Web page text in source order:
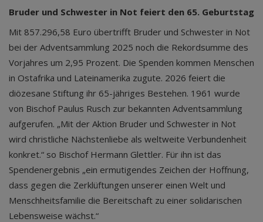
Bruder und Schwester in Not feiert den 65. Geburtstag
Mit 857.296,58 Euro übertrifft Bruder und Schwester in Not
bei der Adventsammlung 2025 noch die Rekordsumme des
Vorjahres um 2,95 Prozent. Die Spenden kommen Menschen
in Ostafrika und Lateinamerika zugute. 2026 feiert die
diözesane Stiftung ihr 65-jähriges Bestehen. 1961 wurde
von Bischof Paulus Rusch zur bekannten Adventsammlung
aufgerufen. „Mit der Aktion Bruder und Schwester in Not
wird christliche Nächstenliebe als weltweite Verbundenheit
konkret.“ so Bischof Hermann Glettler. Für ihn ist das
Spendenergebnis „ein ermutigendes Zeichen der Hoffnung,
dass gegen die Zerklüftungen unserer einen Welt und
Menschheitsfamilie die Bereitschaft zu einer solidarischen
Lebensweise wächst.“